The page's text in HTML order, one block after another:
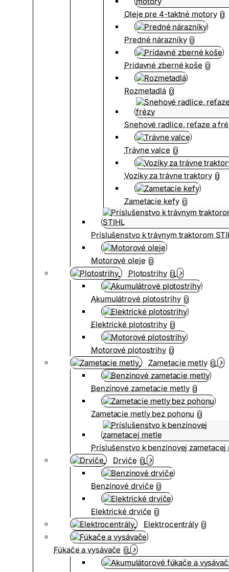
Oleje pre 4-taktné motory 0
Predné nárazníky 0
Prídavné zberné koše 0
Rozmetadlá 0
Snehové radlice, reťaze a
Trávne valce 0
Vozíky za trávne traktory 0
Zametacie kefy 0
Príslušenstvo k trávnym traktorom
Motorové oleje 0
Plotostrihy 0
Akumulátrové plotostrihy 0
Elektrické plotostrihy 0
Motorové plotostrihy 0
Zametacie metly 0
Benzínové zametacie metly 0
Zametacie metly bez pohonu 0
Príslušenstvo k benzínovej zametacej
Drviče 0
Benzínové drviče 0
Elektrické drviče 0
Elektrocentrály 0
Fúkače a vysávače 0